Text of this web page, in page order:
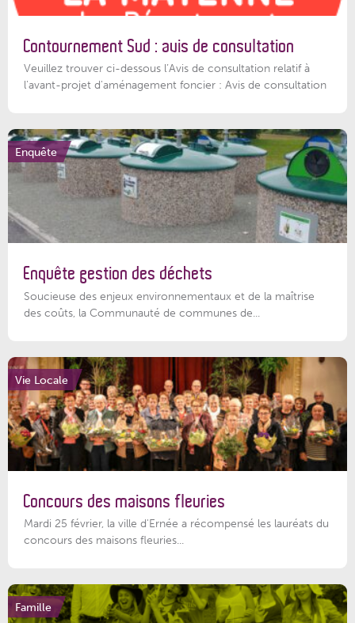
Contournement Sud : avis de consultation
Veuillez trouver ci-dessous l’Avis de consultation relatif à
l'avant-projet d'aménagement foncier : Avis de consultation
Enquête
Enquête gestion des déchets
Soucieuse des enjeux environnementaux et de la maîtrise
des coûts, la Communauté de communes de...
Vie Locale
Concours des maisons fleuries
Mardi 25 février, la ville d'Ernée a récompensé les lauréats du
concours des maisons fleuries...
Famille